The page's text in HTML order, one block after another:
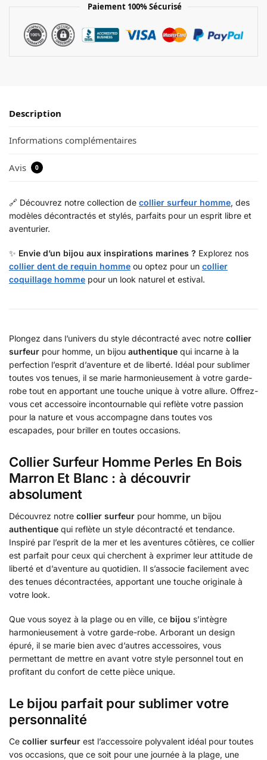
Paiement 100% Sécurisé
Description
Informations complémentaires
Avis 0
🔗 Découvrez notre collection de collier surfeur homme, des
modèles décontractés et stylés, parfaits pour un esprit libre et
aventurier.
✨ Envie d’un bijou aux inspirations marines ? Explorez nos
collier dent de requin homme ou optez pour un collier
coquillage homme pour un look naturel et estival.
Plongez dans l’univers du style décontracté avec notre collier
surfeur pour homme, un bijou authentique qui incarne à la
perfection l’esprit d’aventure et de liberté. Idéal pour sublimer
toutes vos tenues, il se marie harmonieusement à votre garde-
robe tout en apportant une touche unique à votre allure. Offrez-
vous cet accessoire incontournable qui reflète votre passion
pour la nature et vous accompagne dans toutes vos
escapades, pour briller en toutes occasions.
Collier Surfeur Homme Perles En Bois
Marron Et Blanc : à découvrir
absolument
Découvrez notre collier surfeur pour homme, un bijou
authentique qui reflète un style décontracté et tendance.
Inspiré par l’esprit de la mer et les aventures côtières, ce collier
est parfait pour ceux qui cherchent à exprimer leur attitude de
liberté et d’aventure au quotidien. Il s’associe facilement avec
des tenues décontractées, apportant une touche originale à
votre look.
Que vous soyez à la plage ou en ville, ce bijou s’intègre
harmonieusement à votre garde-robe. Arborant un design
épuré, il se marie bien avec d’autres accessoires, vous
permettant de mettre en avant votre style personnel tout en
profitant du confort de cette pièce unique.
Le bijou parfait pour sublimer votre
personnalité
Ce collier surfeur est l’accessoire polyvalent idéal pour toutes
vos occasions, que ce soit pour une journée à la plage, une